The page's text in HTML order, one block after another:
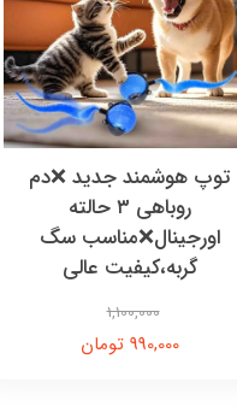
توپ هوشمند جدید ❌دم
روباهی ۳ حالته
اورجینال❌مناسب سگ
گربه،کیفیت عالی
1,100,000
990,000 تومان